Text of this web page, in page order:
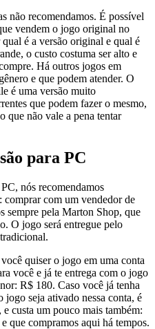
não recomendamos. É possível
vendem o jogo original no
é a versão original e qual é
o custo costuma ser alto e
Há outros jogos em
e que podem atender. O
é uma versão muito
que podem fazer o mesmo,
que não vale a pena tentar
para PC
nós recomendamos
comprar com um vendedor de
sempre pela Marton Shop, que
O jogo será entregue pelo
quiser o jogo em uma conta
você e já te entrega com o jogo
R$ 180. Caso você já tenha
jogo seja ativado nessa conta, é
custa um pouco mais também:
que compramos aqui há tempos.